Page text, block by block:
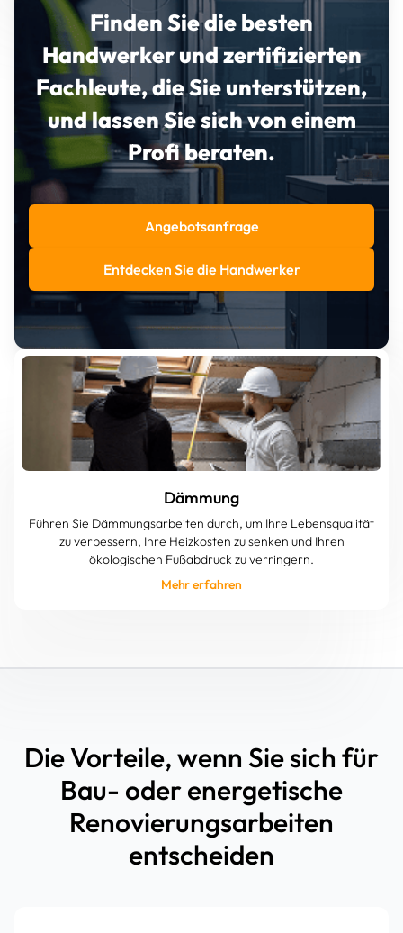
Finden Sie die besten
Handwerker und zertifizierten
Fachleute, die Sie unterstützen,
und lassen Sie sich von einem
Profi beraten.
Angebotsanfrage
Entdecken Sie die Handwerker
Dämmung
Führen Sie Dämmungsarbeiten durch, um Ihre Lebensqualität
zu verbessern, Ihre Heizkosten zu senken und Ihren
ökologischen Fußabdruck zu verringern.
Mehr erfahren
Die Vorteile, wenn Sie sich für
Bau- oder energetische
Renovierungsarbeiten
entscheiden